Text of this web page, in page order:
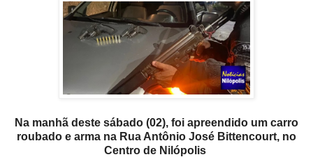
Na manhã deste sábado (02), foi apreendido um carro
roubado e arma na Rua Antônio José Bittencourt, no
Centro de Nilópolis